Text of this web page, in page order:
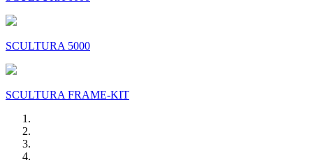
SCULTURA 5000
SCULTURA FRAME-KIT